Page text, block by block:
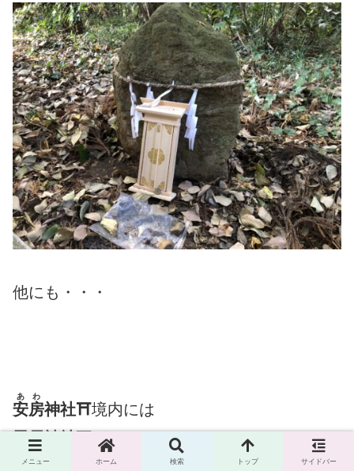
他にも・・・
安房
あわ
神社⛩境内には
雷電神社⛩
があります。
メニュー ホーム 検索 トップ サイドバー